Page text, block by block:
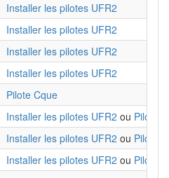
Installer les pilotes UFR2
Installer les pilotes UFR2
Installer les pilotes UFR2
Installer les pilotes UFR2
Pilote Cque
Installer les pilotes UFR2 ou Pilote
Installer les pilotes UFR2 ou Pilote
Installer les pilotes UFR2 ou Pilote